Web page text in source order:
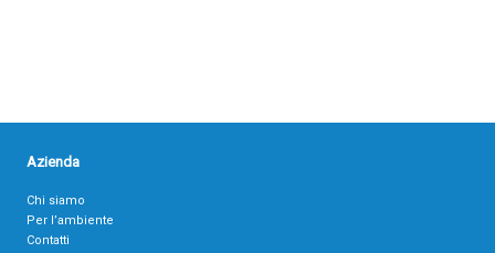
Azienda
Chi siamo
Per l’ambiente
Contatti